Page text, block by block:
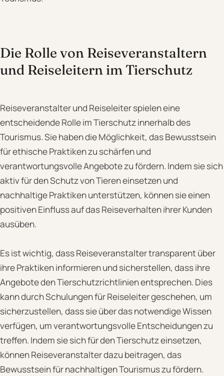
Die Rolle von Reiseveranstaltern
und Reiseleitern im Tierschutz
Reiseveranstalter und Reiseleiter spielen eine
entscheidende Rolle im Tierschutz innerhalb des
Tourismus. Sie haben die Möglichkeit, das Bewusstsein
für ethische Praktiken zu schärfen und
verantwortungsvolle Angebote zu fördern. Indem sie sich
aktiv für den Schutz von Tieren einsetzen und
nachhaltige Praktiken unterstützen, können sie einen
positiven Einfluss auf das Reiseverhalten ihrer Kunden
ausüben.
Es ist wichtig, dass Reiseveranstalter transparent über
ihre Praktiken informieren und sicherstellen, dass ihre
Angebote den Tierschutzrichtlinien entsprechen. Dies
kann durch Schulungen für Reiseleiter geschehen, um
sicherzustellen, dass sie über das notwendige Wissen
verfügen, um verantwortungsvolle Entscheidungen zu
treffen. Indem sie sich für den Tierschutz einsetzen,
können Reiseveranstalter dazu beitragen, das
Bewusstsein für nachhaltigen Tourismus zu fördern.